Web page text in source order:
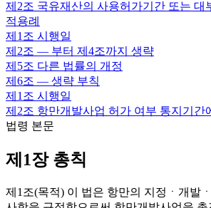
제2조 국유재산의 사용허가기간 또는 대
적용례
제1조 시행일
제2조 — 부터 제4조까지 생략
제5조 다른 법률의 개정
제6조 — 생략 부칙
제1조 시행일
제2조 항만개발사업 허가 여부 통지기간
법령 본문
제1장 총칙
제1조(목적) 이 법은 항만의 지정ㆍ개발